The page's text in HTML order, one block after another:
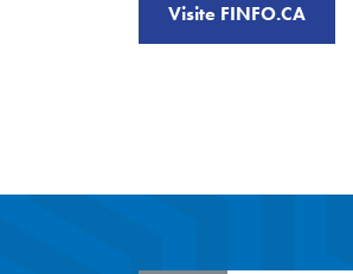
Visite FINFO.CA